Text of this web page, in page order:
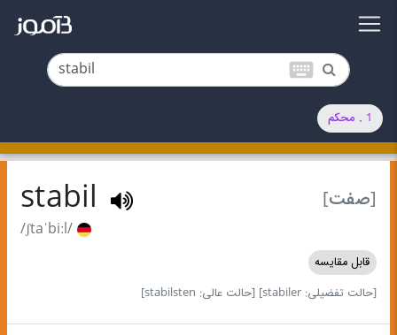
keyboard
1 . محکم
[صفت] stabil
/ʃtaˈbiːl/
قابل مقایسه
[حالت تفضیلی: stabiler]
[حالت عالی: stabilsten]